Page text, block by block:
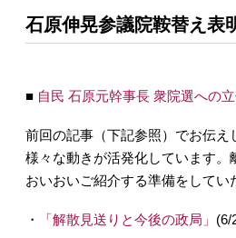
石原伸晃参議院鞍替え表
■ 自民 石原元幹事長 衆院選への
前回の記事（下記参照）でお伝
様々な動きが活発化しています。
おいおいご紹介する準備をしてい
・ 「解散見送りと今後の政局」 (6/